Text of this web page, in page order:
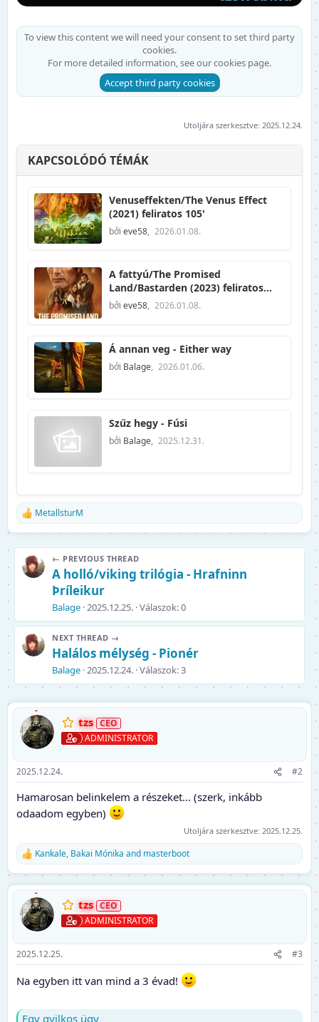
To view this content we will need your consent to set third party
cookies.
For more detailed information, see ourcookies page.
Accept third party cookies
Utoljára szerkesztve: 2025.12.24.
KAPCSOLÓDÓ TÉMÁK
Venuseffekten/The Venus Effect
(2021) feliratos 105'
bởi eve58, 2026.01.08.
A fattyú/The Promised
Land/Bastarden (2023) feliratos
120'
bởi eve58, 2026.01.08.
Á annan veg - Either way
bởi Balage, 2026.01.06.
Szűz hegy - Fúsi
bởi Balage, 2025.12.31.
R
k
c
MetallsturM
← PREVIOUS THREAD
A holló/viking trilógia - Hrafninn
Þríleikur
Balage 2025.12.25. Válaszok: 0
NEXT THREAD →
Halálos mélység - Pionér
Balage 2025.12.24. Válaszok: 3
tzs
ADMINISTRATOR
2025.12.24. #2
Hamarosan belinkelem a részeket... (szerk, inkább
odaadom egyben)
Utoljára szerkesztve: 2025.12.25.
R
k
c
i
ó
:
Kankale, Bakai Mónika and masterboot
tzs
ADMINISTRATOR
2025.12.25. #3
Na egyben itt van mind a 3 évad!
Egy gyilkos ügy